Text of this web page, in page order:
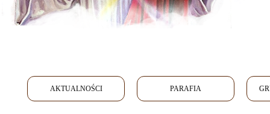
AKTUALNOŚCI PARAFIA